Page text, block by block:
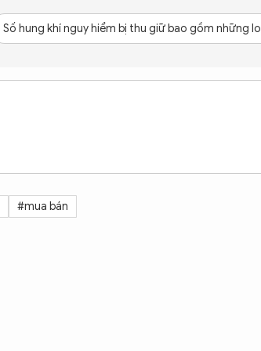
Số hung khí nguy hiểm bị thu giữ bao gồm những
#mua bán